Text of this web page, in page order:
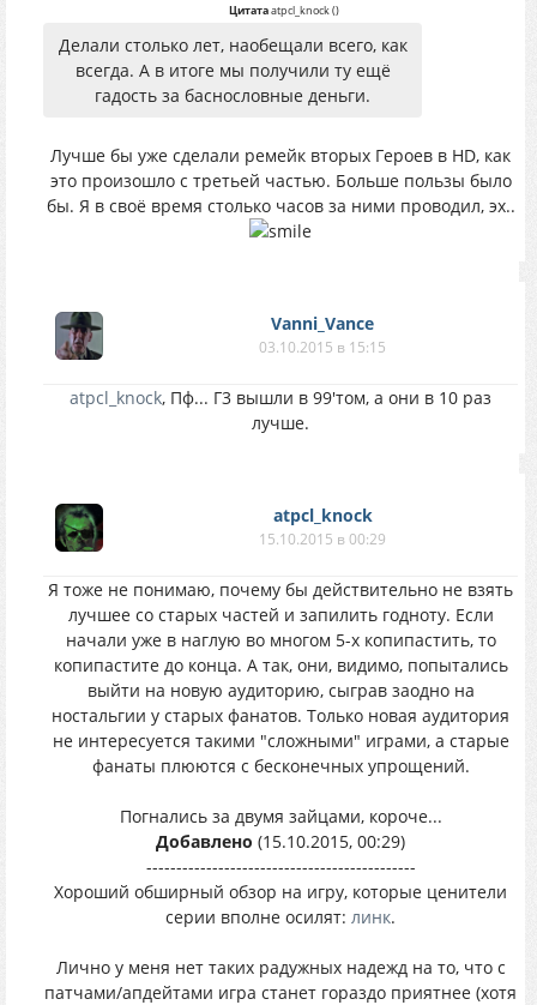
Цитатаatpcl_knock()
Делали столько лет, наобещали всего, как
всегда. А в итоге мы получили ту ещё
гадость за баснословные деньги.
Лучше бы уже сделали ремейк вторых Героев в HD, как
это произошло с третьей частью. Больше пользы было
бы. Я в своё время столько часов за ними проводил, эх..
Vanni_Vance
03.10.2015 в 15:15
atpcl_knock, Пф... Г3 вышли в 99'том, а они в 10 раз
лучше.
atpcl_knock
15.10.2015 в 00:29
Я тоже не понимаю, почему бы действительно не взять
лучшее со старых частей и запилить годноту. Если
начали уже в наглую во многом 5-х копипастить, то
копипастите до конца. А так, они, видимо, попытались
выйти на новую аудиторию, сыграв заодно на
ностальгии у старых фанатов. Только новая аудитория
не интересуется такими "сложными" играми, а старые
фанаты плюются с бесконечных упрощений.
Погнались за двумя зайцами, короче...
Добавлено (15.10.2015, 00:29)
---------------------------------------------
Хороший обширный обзор на игру, которые ценители
серии вполне осилят: линк.
Лично у меня нет таких радужных надежд на то, что с
патчами/апдейтами игра станет гораздо приятнее (хотя